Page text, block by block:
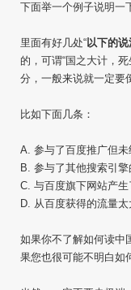
下面举一个例子说明一
里面有好几处“以下的
的，可谓“国之大计，
分，一般来说就一定要
比如下面几条：
A. 参与了百度推广但
B. 参与了其他搜索引
C. 与百度旗下网站产
D. 从百度获得的流量
如果你不了解如何读中
果您也很可能不明白如